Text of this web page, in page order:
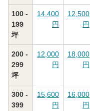
100 -
199
坪
14,400
円
12,500
円
200 -
299
坪
12,000
円
18,000
円
300 -
399
15,600
円
16,000
円